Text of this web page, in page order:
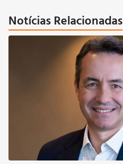
Notícias Relacionadas